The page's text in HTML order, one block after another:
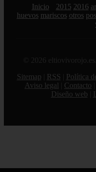
Inicio 2015 2016
huevos mariscos otros
© 2026
Sitemap
RSS Política
Aviso legal
Contacto
Diseño web